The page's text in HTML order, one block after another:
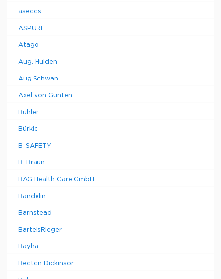
asecos
ASPURE
Atago
Aug. Hulden
Aug.Schwan
Axel von Gunten
Bühler
Bürkle
B-SAFETY
B. Braun
BAG Health Care GmbH
Bandelin
Barnstead
BartelsRieger
Bayha
Becton Dickinson